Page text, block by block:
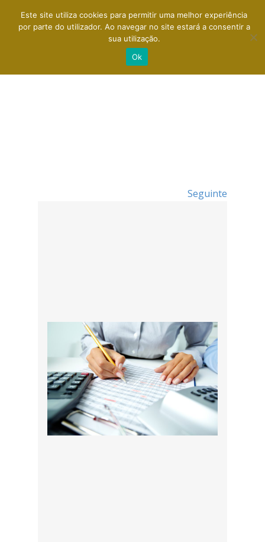
Seguinte
Este site utiliza cookies para permitir uma melhor experiência
por parte do utilizador. Ao navegar no site estará a consentir a
sua utilização.
Ok